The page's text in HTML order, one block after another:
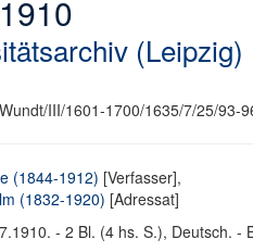
(Leipzig)
III/1601-1700/1635/7/25/93-
(1844-1912) [Verfasser],
(1832-1920) [Adressat]
- 2 Bl. (4 hs. S.), Deutsch. -